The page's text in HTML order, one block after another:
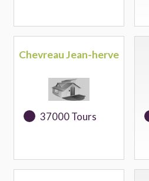
Chevreau Jean-herve
37000 Tours